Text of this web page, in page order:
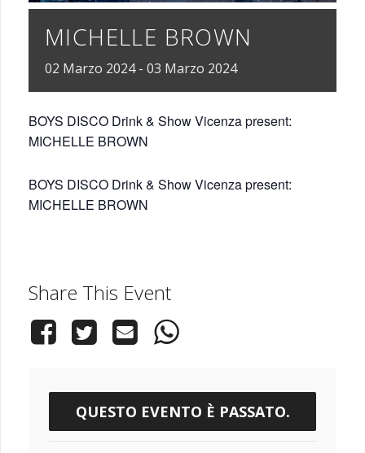
MICHELLE BROWN
02 Marzo 2024 - 03 Marzo 2024
BOYS DISCO Drink & Show Vicenza present:
MICHELLE BROWN
BOYS DISCO Drink & Show Vicenza present:
MICHELLE BROWN
Share This Event
QUESTO EVENTO È PASSATO.